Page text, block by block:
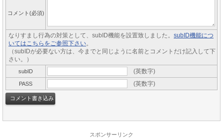
コメント(必須)
なりすまし行為の対策として、subID機能を設置致しました。 subID機能につ
いてはこちらをご参照下さい。
（subIDが必要ない方は、今までと同じように名前とコメントだけ記入して下
さい。）
subID (英数字)
PASS (英数字)
スポンサーリンク